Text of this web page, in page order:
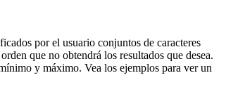
por el usuario conjuntos de caracteres
que no obtendrá los resultados que desea.
y máximo. Vea los ejemplos para ver un